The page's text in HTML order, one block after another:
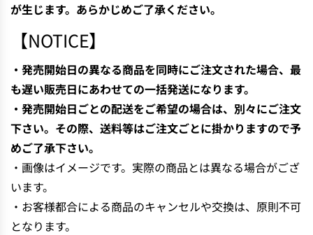
が生じます。あらかじめご了承ください。
【NOTICE】
・発売開始日の異なる商品を同時にご注文された場合、最
も遅い販売日にあわせての一括発送になります。
・発売開始日ごとの配送をご希望の場合は、別々にご注文
下さい。その際、送料等はご注文ごとに掛かりますので予
めご了承下さい。
・画像はイメージです。実際の商品とは異なる場合がござ
います。
・お客様都合による商品のキャンセルや交換は、原則不可
となります。